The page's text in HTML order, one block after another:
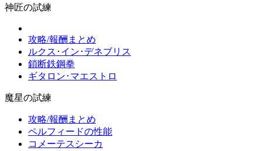
神匠の試練
攻略/報酬まとめ
ルクス･イン･デネブリス
鎖断鉄鋼拳
ギタロン･マエストロ
魔星の試練
攻略/報酬まとめ
ペルフィードの性能
コメーテスシーカ